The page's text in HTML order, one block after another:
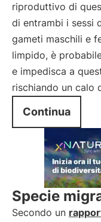
riproduttivo di
di entrambi i sessi
gameti maschili e
limpido, è
e impedisca a
rischiando un calo
Continua
Specie
Secondo un